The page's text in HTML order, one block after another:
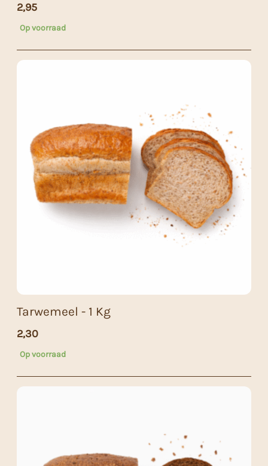
2,95
Op voorraad
Tarwemeel - 1 Kg
2,30
Op voorraad